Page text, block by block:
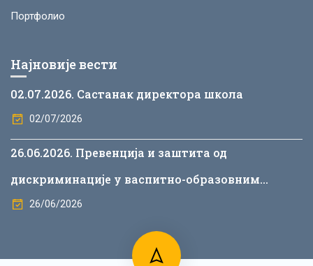
Портфолио
Најновије вести
02.07.2026. Састанак директора школа
02/07/2026
26.06.2026. Превенција и заштита од
дискриминације у васпитно-образовним
установама
26/06/2026